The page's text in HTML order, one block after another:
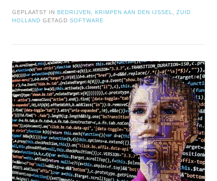
GEPLAATST IN BEDRIJVEN KRIMPEN AAN DEN IJSSEL
ZUID
HOLLAND GETAGD SOFTWARE